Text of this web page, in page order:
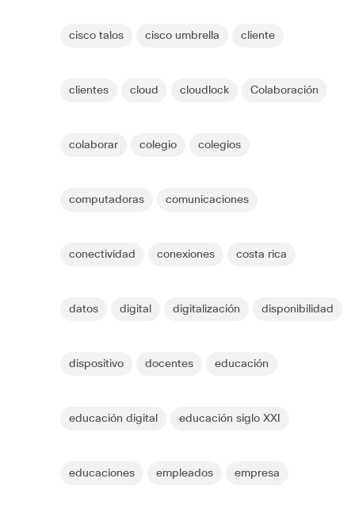
cisco talos cisco umbrella cliente
clientes cloud cloudlock Colaboración
colaborar colegio colegios
computadoras comunicaciones
conectividad conexiones costa rica
datos digital digitalización disponibilidad
dispositivo docentes educación
educación digital educación siglo XXI
educaciones empleados empresa